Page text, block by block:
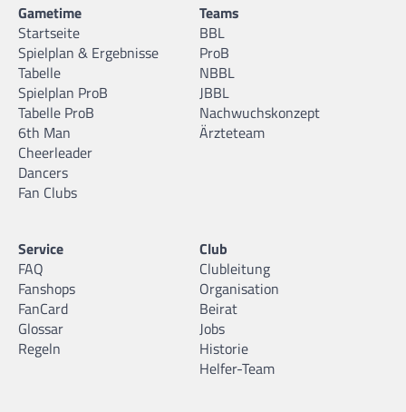
Gametime
Startseite
Spielplan & Ergebnisse
Tabelle
Spielplan ProB
Tabelle ProB
6th Man
Cheerleader
Dancers
Fan Clubs
Teams
BBL
ProB
NBBL
JBBL
Nachwuchskonzept
Ärzteteam
Service
FAQ
Fanshops
FanCard
Glossar
Regeln
Club
Clubleitung
Organisation
Beirat
Jobs
Historie
Helfer-Team